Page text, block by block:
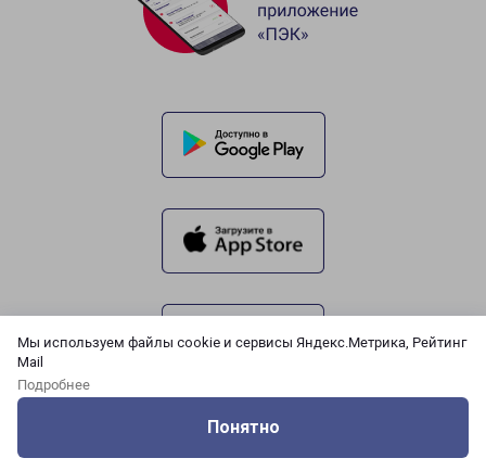
Мы используем файлы cookie и сервисы Яндекс.Метрика, Рейтинг
Mail
Подробнее
Понятно